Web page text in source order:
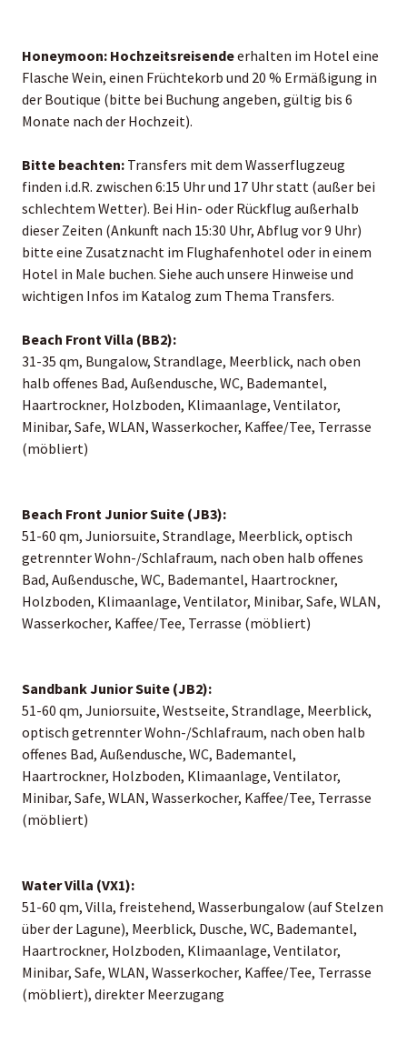
Honeymoon: Hochzeitsreisendeerhalten im Hotel eine
Flasche Wein, einen Früchtekorb und 20 % Ermäßigung in
der Boutique (bitte bei Buchung angeben, gültig bis 6
Monate nach der Hochzeit).
Bitte beachten: Transfers mit dem Wasserflugzeug
finden i.d.R. zwischen 6:15 Uhr und 17 Uhr statt (außer bei
schlechtem Wetter). Bei Hin- oder Rückflug außerhalb
dieser Zeiten (Ankunft nach 15:30 Uhr, Abflug vor 9 Uhr)
bitte eine Zusatznacht im Flughafenhotel oder in einem
Hotel in Male buchen. Siehe auch unsere Hinweise und
wichtigen Infos im Katalog zum Thema Transfers.
Beach Front Villa (BB2):
31-35 qm, Bungalow, Strandlage, Meerblick, nach oben
halb offenes Bad, Außendusche, WC, Bademantel,
Haartrockner, Holzboden, Klimaanlage, Ventilator,
Minibar, Safe, WLAN, Wasserkocher, Kaffee/Tee, Terrasse
(möbliert)
Beach Front Junior Suite (JB3):
51-60 qm, Juniorsuite, Strandlage, Meerblick, optisch
getrennter Wohn-/Schlafraum, nach oben halb offenes
Bad, Außendusche, WC, Bademantel, Haartrockner,
Holzboden, Klimaanlage, Ventilator, Minibar, Safe, WLAN,
Wasserkocher, Kaffee/Tee, Terrasse (möbliert)
Sandbank Junior Suite (JB2):
51-60 qm, Juniorsuite, Westseite, Strandlage, Meerblick,
optisch getrennter Wohn-/Schlafraum, nach oben halb
offenes Bad, Außendusche, WC, Bademantel,
Haartrockner, Holzboden, Klimaanlage, Ventilator,
Minibar, Safe, WLAN, Wasserkocher, Kaffee/Tee, Terrasse
(möbliert)
Water Villa (VX1):
51-60 qm, Villa, freistehend, Wasserbungalow (auf Stelzen
über der Lagune), Meerblick, Dusche, WC, Bademantel,
Haartrockner, Holzboden, Klimaanlage, Ventilator,
Minibar, Safe, WLAN, Wasserkocher, Kaffee/Tee, Terrasse
(möbliert), direkter Meerzugang